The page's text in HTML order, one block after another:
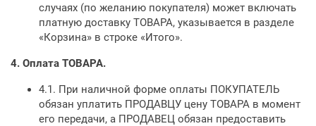
случаях (по желанию покупателя) может включать
платную доставку ТОВАРА, указывается в разделе
«Корзина» в строке «Итого».
4. Оплата ТОВАРА.
4.1. При наличной форме оплаты ПОКУПАТЕЛЬ
обязан уплатить ПРОДАВЦУ цену ТОВАРА в момент
его передачи, а ПРОДАВЕЦ обязан предоставить